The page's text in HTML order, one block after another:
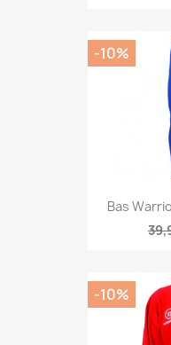
Bas
-10%
-10%